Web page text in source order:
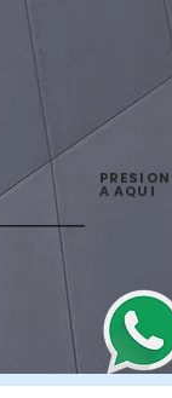
PRESION
A AQUI